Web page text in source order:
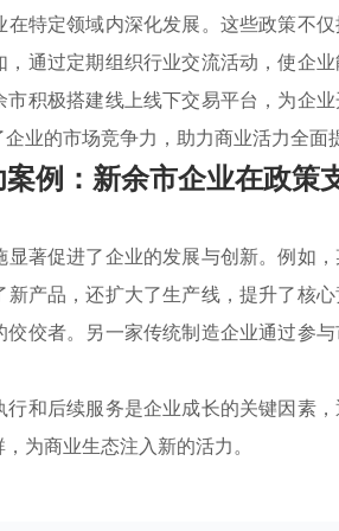
在特定领域内深化发展。这些政策不
通过定期组织行业交流活动，使企
积极搭建线上线下交易平台，为企
业的市场竞争力，助力商业活力全面
案例：新余市企业在政策
显著促进了企业的发展与创新。例如
产品，还扩大了生产线，提升了核
佼者。另一家传统制造企业通过参
和后续服务是企业成长的关键因素
为商业生态注入新的活力。